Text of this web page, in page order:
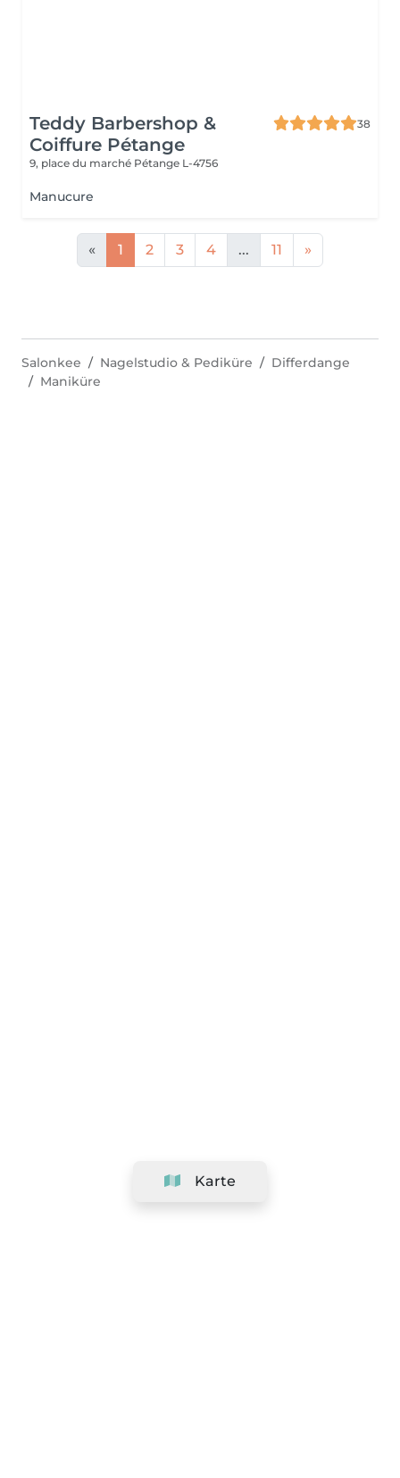
Teddy Barbershop &
Coiffure Pétange
38
9, place du marché Pétange L-4756
Manucure
« 1 2 3 4 ... 11 »
Karte
Salonkee Nagelstudio & Pediküre
Differdange
Maniküre